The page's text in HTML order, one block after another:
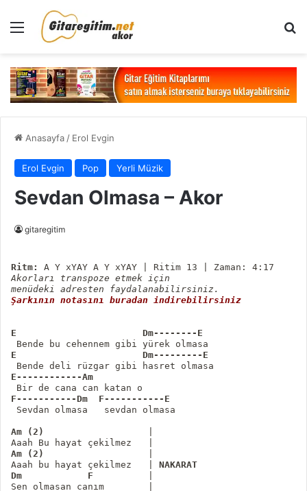
Menü
Anasayfa / Erol Evgin
Erol Evgin Pop Yerli Müzik
Sevdan Olmasa – Akor
gitaregitim
Ritm:
Akorları transpoze etmek için
E                       Dm--------E
E                       Dm---------E
E------------Am
F-----------Dm  F-----------E
Sevdan olmasa   sevdan olmasa
Am (2)
Am (2)
Aaah bu hayat çekilmez   | NAKARAT
Dm            F